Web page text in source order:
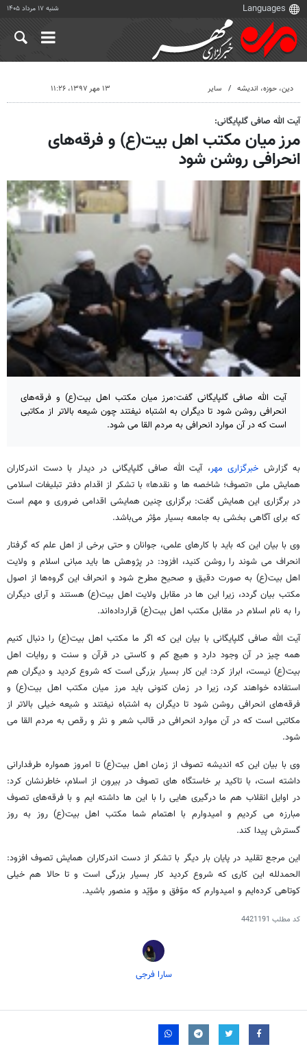
شنبه ۱۷ مرداد ۱۴۰۵
دين، حوزه، انديشه سایر ۱۳ مهر ۱۳۹۷، ۱۱:۲۶
آیت الله صافی گلپایگانی:
مرز میان مکتب اهل بیت(ع) و فرقه‌های
انحرافی روشن شود
آیت الله صافی گلپایگانی گفت:مرز میان مکتب اهل بیت(ع) و فرقه‌های
انحرافی روشن شود تا دیگران به اشتباه نیفتند چون شیعه بالاتر از مکاتبی
است که در آن موارد انحرافی به مردم القا می شود.
به گزارش خبرگزاری مهر، آیت الله صافی گلپایگانی در دیدار با دست اندرکاران
همایش ملی «تصوف؛ شاخصه ها و نقدها» با تشکر از اقدام دفتر تبلیغات اسلامی
در برگزاری این همایش گفت: برگزاری چنین همایشی اقدامی ضروری و مهم است
که برای آگاهی بخشی به جامعه بسیار مؤثر می‌باشد.
وی با بیان این که باید با کارهای علمی، جوانان و حتی برخی از اهل علم که گرفتار
انحراف می شوند را روشن کنید، افزود: در پژوهش ها باید مبانی اسلام و ولایت
اهل بیت(ع) به صورت دقیق و صحیح مطرح شود و انحراف این گروه‌ها از اصول
مکتب بیان گردد، زیرا این ها در مقابل ولایت اهل بیت(ع) هستند و آرای دیگران
را به نام اسلام در مقابل مکتب اهل بیت(ع) قرارداده‌اند.
آیت الله صافی گلپایگانی با بیان این که اگر ما مکتب اهل بیت(ع) را دنبال کنیم
همه چیز در آن وجود دارد و هیچ کم و کاستی در قرآن و سنت و روایات اهل
بیت(ع) نیست، ابراز کرد: این کار بسیار بزرگی است که شروع کردید و دیگران هم
استفاده خواهند کرد، زیرا در زمان کنونی باید مرز میان مکتب اهل بیت(ع) و
فرقه‌های انحرافی روشن شود تا دیگران به اشتباه نیفتند و شیعه خیلی بالاتر از
مکاتبی است که در آن موارد انحرافی در قالب شعر و نثر و رقص به مردم القا می
شود.
وی با بیان این که اندیشه تصوف از زمان اهل بیت(ع) تا امروز همواره طرفدارانی
داشته است، با تاکید بر خاستگاه های تصوف در بیرون از اسلام، خاطرنشان کرد:
در اوایل انقلاب هم ما درگیری هایی را با این ها داشته ایم و با فرقه‌های تصوف
مبارزه می کردیم و امیدوارم با اهتمام شما مکتب اهل بیت(ع) روز به روز
گسترش پیدا کند.
این مرجع تقلید در پایان بار دیگر با تشکر از دست اندرکاران همایش تصوف افزود:
الحمدلله این کاری که شروع کردید کار بسیار بزرگی است و تا حالا هم خیلی
کوتاهی کرده‌ایم و امیدوارم که موّفق و مؤیّد و منصور باشید.
کد مطلب 4421191
سارا فرجی